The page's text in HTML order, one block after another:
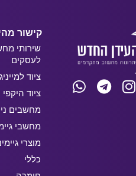
קישור
שירותי
לעסקים
ציוד
ציוד היקפי
מחשבים
מחשבי
מוצרי
כללי